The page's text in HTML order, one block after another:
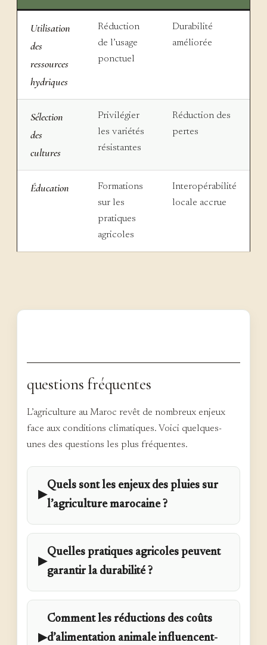
Utilisation
des
ressources
hydriques
Réduction
de l’usage
ponctuel
Durabilité
améliorée
Sélection
des
cultures
Privilégier
les variétés
résistantes
Réduction des
pertes
Éducation
Formations
sur les
pratiques
agricoles
Interopérabilité
locale accrue
questions fréquentes
L’agriculture au Maroc revêt de nombreux enjeux
face aux conditions climatiques. Voici quelques-
unes des questions les plus fréquentes.
▶
Quels sont les enjeux des pluies sur
l’agriculture marocaine ?
▶
Quelles pratiques agricoles peuvent
garantir la durabilité ?
▶
Comment les réductions des coûts
d’alimentation animale influencent-